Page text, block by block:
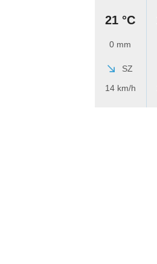
21 °C
0 mm
SZ
14 km/h